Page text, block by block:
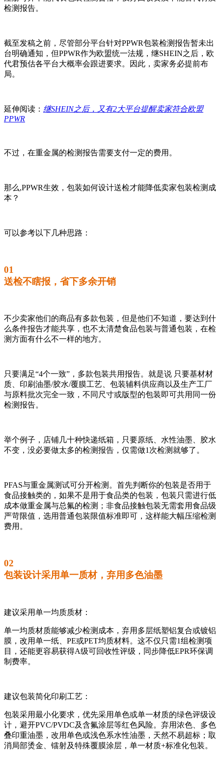
检测报告。
截至发稿之前，尽管部分平台针对PPWR包装检测报告暂未出
台明确通知，但PPWR作为欧盟统一法规，继SHEIN之后，欧
代君预估各平台大概率会跟进要求。因此，卖家务必提前布
局。
延伸阅读： 继SHEIN之后，又有2大平台提醒卖家符合欧盟
PPWR
不过，在重金属的检测报告需要支付一定的费用。
那么,PPWR生效，包装如何设计送检才能降低卖家包装检测成
本？
可以参考以下几种思路：
01
送检不瞎报，省下多余开销
不少卖家他们的商品有多款包装，但是他们不知道，要达到什
么条件报告才能共享，也不太清楚食品包装与普通包装，在检
测方面有什么不一样的地方。
只要满足“4个一致”，多款包装共用报告。就是说 只要基材材
质、印刷油墨/胶水/覆膜工艺、包装辅料供应商以及生产工厂
与原料批次完全一致，不同尺寸或版型的包装即可共用同一份
检测报告。
举个例子，店铺几十种快递纸箱，只要原纸、水性油墨、胶水
不变，没必要做太多的检测报告，仅需做1次检测就够了。
PFAS与重金属测试可分开检测。首先判断你的包装是否用于
食品接触类的，如果不是用于食品类的包装，包装只需进行低
成本做重金属与总氟的检测；非食品接触包装无需套用食品级
严苛限值，选用普通包装限值标准即可，这样能大幅压缩检测
费用。
02
包装设计采用单一质材，弃用多色油墨
建议采用单一均质质材：
单一均质材质能够减少检测成本，弃用多层纸塑铝复合或镀铝
膜，改用单一纸、PE或PET均质材料。这不仅只需1组检测项
目，还能更容易获得A级可回收性评级，同步降低EPR环保调
制费率。
建议包装简化印刷工艺：
包装采用最小化要求，优先采用单色或单一材质的绿色评级设
计，避开PVC/PVDC及含氟涂层等红色风险。弃用浓色、多色
叠印重油墨，改用单色或浅色系水性油墨，天然不易超标；取
消局部烫金、镭射及特殊覆膜涂层，单一材质+标准化包装。